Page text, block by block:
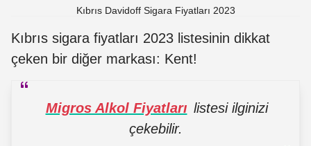
Kıbrıs Davidoff Sigara Fiyatları 2023
Kıbrıs sigara fiyatları 2023 listesinin dikkat
çeken bir diğer markası: Kent!
Migros Alkol Fiyatları listesi ilginizi
çekebilir.